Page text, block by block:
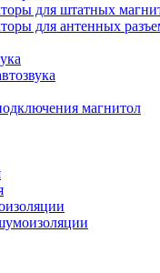
для штатных
для антенных
магнитол